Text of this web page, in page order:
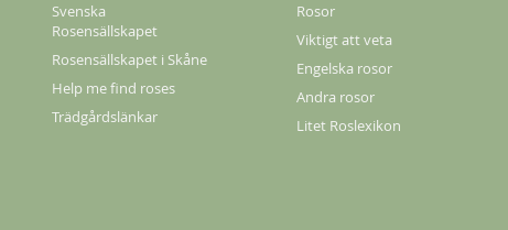
Svenska
Rosensällskapet
Rosensällskapet i Skåne
Help me find roses
Trädgårdslänkar
Rosor
Viktigt att veta
Engelska rosor
Andra rosor
Litet Roslexikon